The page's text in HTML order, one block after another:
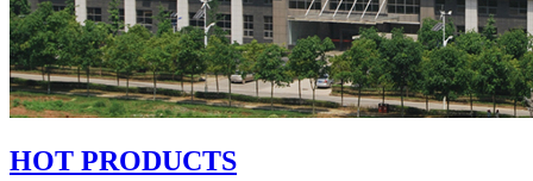
HOT PRODUCTS